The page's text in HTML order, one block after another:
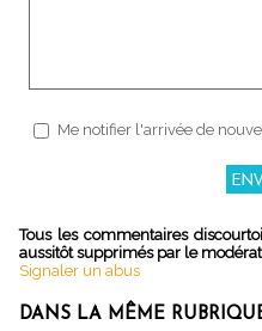
Me notifier l'arrivée de
Tous les commentaires
aussitôt supprimés par le
Signaler un abus
DANS LA MÊME